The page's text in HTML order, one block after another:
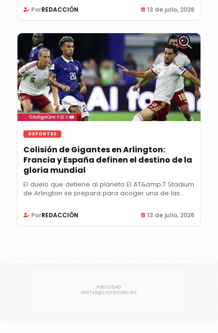
PorREDACCIÓN 13 de julio, 2026
DEPORTES
Colisión de Gigantes en Arlington:
Francia y España definen el destino de la
gloria mundial
El duelo que detiene al planeta El AT&amp;T Stadium
de Arlington se prepara para acoger una de las...
PorREDACCIÓN 13 de julio, 2026